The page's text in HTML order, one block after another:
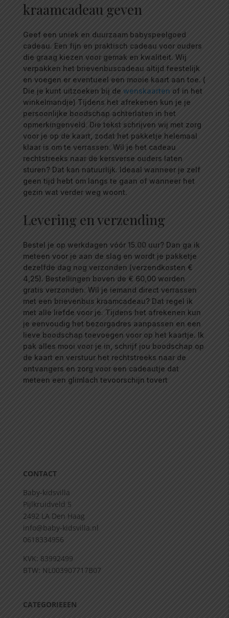
kraamcadeau geven
Geef een uniek en duurzaam babyspeelgoed
cadeau. Een fijn en praktisch cadeau voor ouders
die graag kiezen voor gemak en kwaliteit. Wij
verpakken het brievenbuscadeau altijd feestelijk
en voegen er eventueel een mooie kaart aan toe. (
Die je kunt uitzoeken bij de wenskaarten of in het
winkelmandje) Tijdens het afrekenen kun je je
persoonlijke boodschap achterlaten in het
opmerkingenveld. Die tekst schrijven wij met zorg
voor je op de kaart, zodat het pakketje helemaal
klaar is om te verrassen. Wil je het cadeau
rechtstreeks naar de kersverse ouders laten
sturen? Dat kan natuurlijk. Ideaal wanneer je zelf
geen tijd hebt om langs te gaan of wanneer het
gezin wat verder weg woont.
Levering en verzending
Bestel je op werkdagen vóór 15.00 uur? Dan ga ik
meteen voor je aan de slag en wordt je pakketje
dezelfde dag nog verzonden (verzendkosten €
4,25). Bestellingen boven de € 60,00 worden
gratis verzonden. Wil je iemand direct verrassen
met een brievenbus kraamcadeau? Dat regel ik
met alle liefde voor je. Tijdens het afrekenen kun
je eenvoudig het bezorgadres aanpassen en een
lieve boodschap toevoegen voor op het kaartje. Ik
pak alles mooi voor je in, schrijf jou boodschap op
de kaart en verstuur het rechtstreeks naar de
ontvangers en zorg voor een cadeautje dat
meteen een glimlach tevoorschijn tovert
CONTACT
Baby-kidsvilla
Pijlkruidveld 5
2492 LA Den Haag
info@baby-kidsvilla.nl
0618334956
KVK: 83992499
BTW: NL003907717B07
CATEGORIEEEN